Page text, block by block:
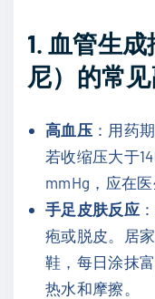
1. 血管生
尼）的常
高血压：用药
若收缩压大于
mmHg，应在
手足皮肤反应
疱或脱皮。居
鞋，每日涂抹
热水和摩擦。